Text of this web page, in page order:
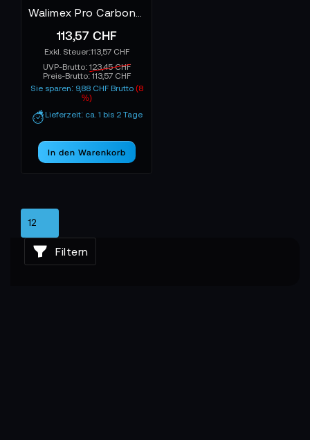
113,57 CHF
113,57 CHF
UVP-Brutto: 123,45 CHF
Preis-Brutto: 113,57 CHF
Sie sparen: 9,88 CHF Brutto (8
%)
Lieferzeit: ca. 1 bis 2 Tage
In den Warenkorb
Filtern